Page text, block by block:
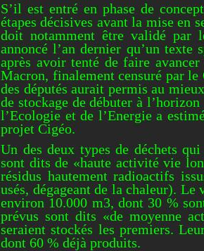
S’il est entré en phase de
étapes décisives avant la mise en
doit notamment être validé par
annoncé l’an dernier qu’un texte
après avoir tenté de faire
Macron, finalement censuré par
des députés aurait permis au
de stockage de débuter à
l’Ecologie et de l’Energie a
projet Cigéo.
Un des deux types de déchets
sont dits de «haute activité vie
résidus hautement radioactifs
usés, dégageant de la chaleur).
environ 10.000 m3, dont 30 %
prévus sont dits «de moyenne
seraient stockés les premiers.
dont 60 % déjà produits.